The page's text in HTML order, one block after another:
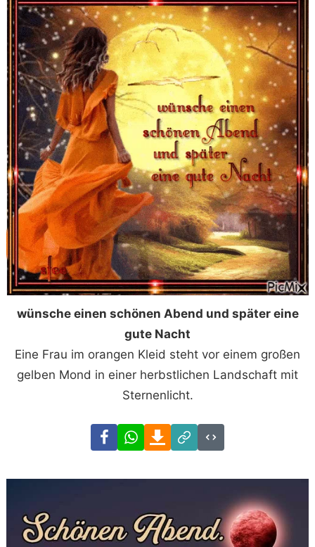
wünsche einen schönen Abend und später eine
gute Nacht
Eine Frau im orangen Kleid steht vor einem großen
gelben Mond in einer herbstlichen Landschaft mit
Sternenlicht.
FacebookWhatsAppDownload
Link
Code